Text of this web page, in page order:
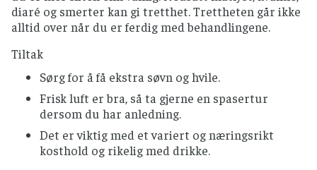
diaré og smerter kan gi tretthet. Trettheten går ikke
alltid over når du er ferdig med behandlingene.
Tiltak
Sørg for å få ekstra søvn og hvile.
Frisk luft er bra, så ta gjerne en spasertur
dersom du har anledning.
Det er viktig med et variert og næringsrikt
kosthold og rikelig med drikke.